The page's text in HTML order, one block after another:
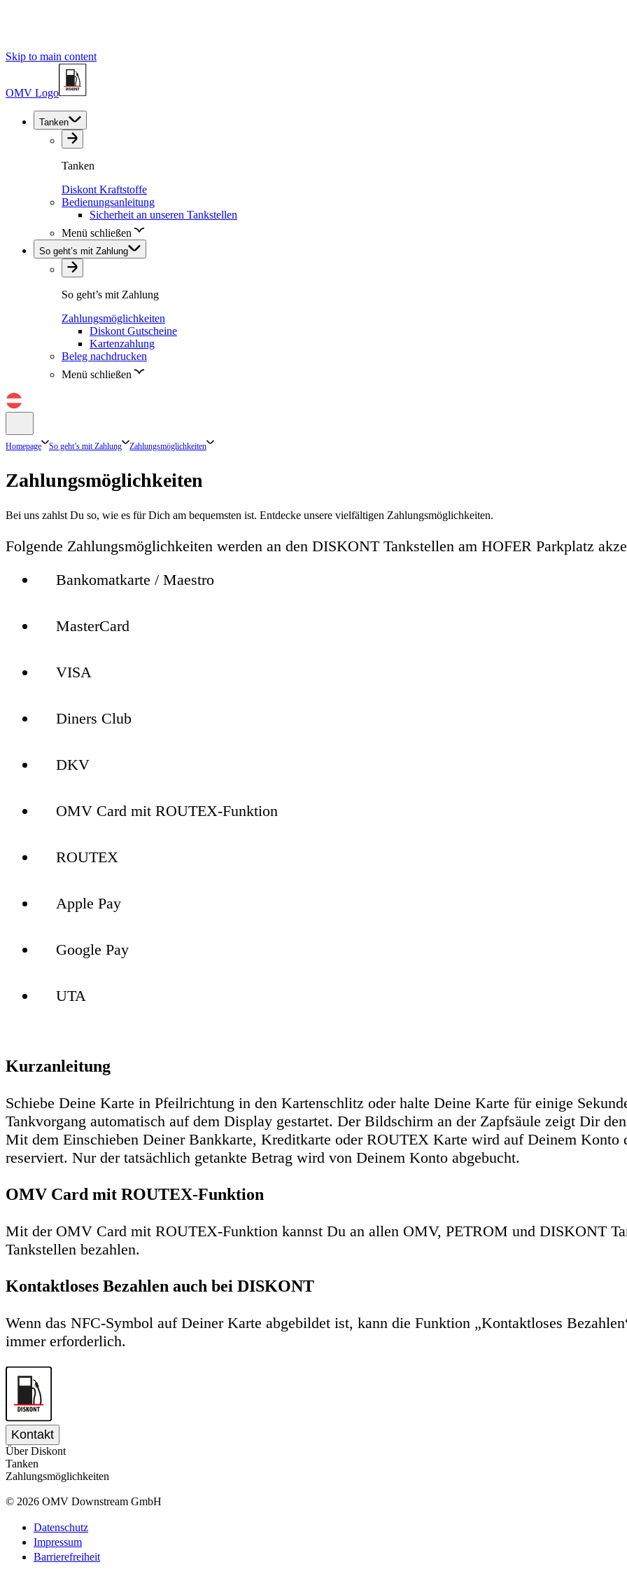
Skip to main content
OMV Logo
Tanken
Tanken
Diskont Kraftstoffe
Bedienungsanleitung
Sicherheit an unseren Tankstellen
Menü schließen
So geht’s mit Zahlung
So geht’s mit Zahlung
Zahlungsmöglichkeiten
Diskont Gutscheine
Kartenzahlung
Beleg nachdrucken
Menü schließen
Homepage So geht’s mit Zahlung Zahlungsmöglichkeiten
Zahlungsmöglichkeiten
Bei uns zahlst Du so, wie es für Dich am bequemsten ist. Entdecke unsere vielfältigen Zahlungsmöglichkeiten.
Folgende Zahlungsmöglichkeiten werden an den DISKONT Tankstellen am HOFER Parkplatz
Bankomatkarte / Maestro
MasterCard
VISA
Diners Club
DKV
OMV Card mit ROUTEX-Funktion
ROUTEX
Apple Pay
Google Pay
UTA
Kurzanleitung
Schiebe Deine Karte in Pfeilrichtung in den Kartenschlitz oder halte Deine Karte für einige
Tankvorgang automatisch auf dem Display gestartet. Der Bildschirm an der Zapfsäule zeigt Dir
Mit dem Einschieben Deiner Bankkarte, Kreditkarte oder ROUTEX Karte wird auf Deinem Konto
reserviert. Nur der tatsächlich getankte Betrag wird von Deinem Konto abgebucht.
OMV Card mit ROUTEX-Funktion
Mit der OMV Card mit ROUTEX-Funktion kannst Du an allen OMV, PETROM und DISKONT
Tankstellen bezahlen.
Kontaktloses Bezahlen auch bei DISKONT
Wenn das NFC-Symbol auf Deiner Karte abgebildet ist, kann die Funktion „Kontaktloses
immer erforderlich.
Kontakt
Über Diskont
Tanken
Zahlungsmöglichkeiten
© 2026 OMV Downstream GmbH
Datenschutz
Impressum
Barrierefreiheit